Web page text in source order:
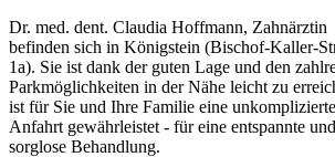
Dr. med. dent. Claudia Hoffmann, Zahnärztin
befinden sich in Königstein (Bischof-Kaller-
1a). Sie ist dank der guten Lage und den
Parkmöglichkeiten in der Nähe leicht zu
ist für Sie und Ihre Familie eine unkomplizierte
Anfahrt gewährleistet - für eine entspannte und
sorglose Behandlung.